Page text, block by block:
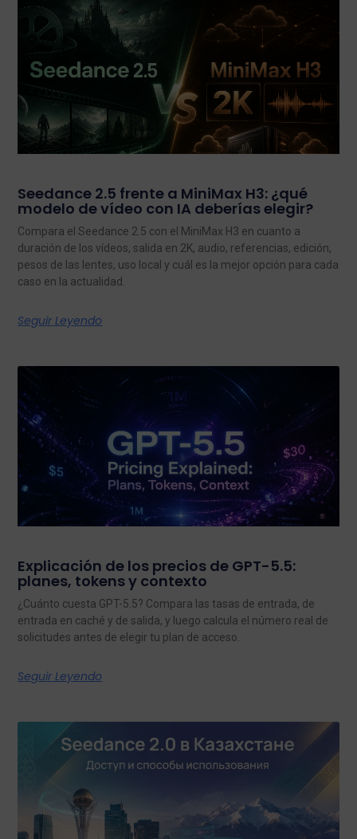
Seedance 2.5 frente a MiniMax H3: ¿qué
modelo de vídeo con IA deberías elegir?
Compara el Seedance 2.5 con el MiniMax H3 en cuanto a
duración de los vídeos, salida en 2K, audio, referencias, edición,
pesos de las lentes, uso local y cuál es la mejor opción para cada
caso en la actualidad.
Seguir Leyendo
Explicación de los precios de GPT-5.5:
planes, tokens y contexto
¿Cuánto cuesta GPT-5.5? Compara las tasas de entrada, de
entrada en caché y de salida, y luego calcula el número real de
solicitudes antes de elegir tu plan de acceso.
Seguir Leyendo